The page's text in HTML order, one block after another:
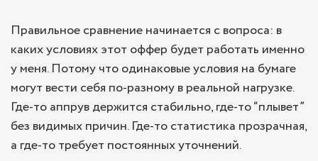
Правильное сравнение начинается с вопроса: в
каких условиях этот оффер будет работать именно
у меня. Потому что одинаковые условия на бумаге
могут вести себя по-разному в реальной нагрузке.
Где-то аппрув держится стабильно, где-то “плывет”
без видимых причин. Где-то статистика прозрачная,
а где-то требует постоянных уточнений.